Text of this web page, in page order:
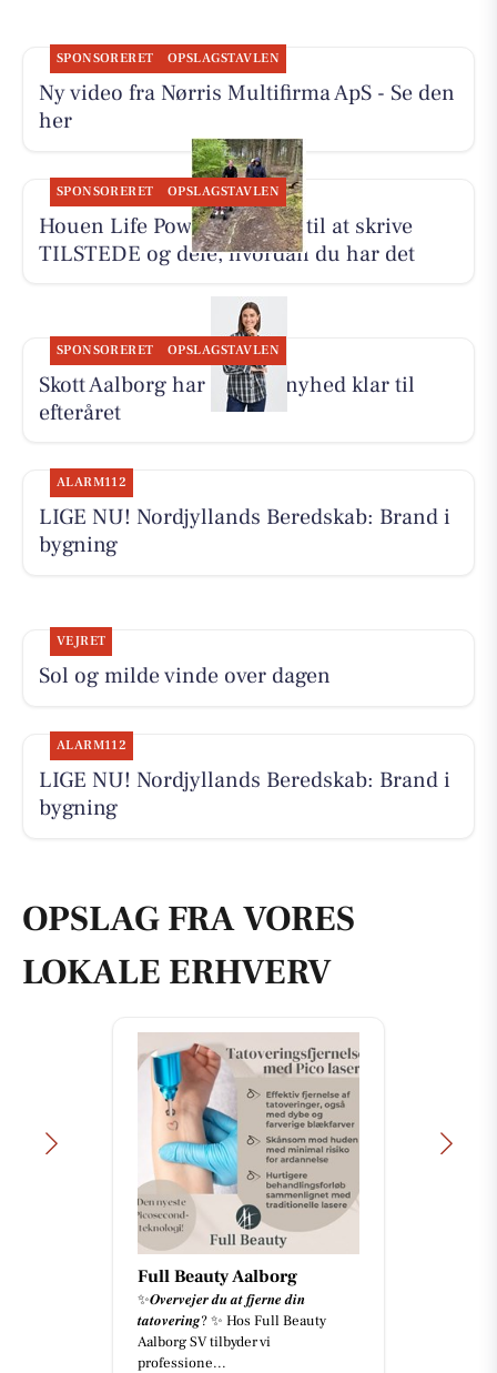
SPONSORERET OPSLAGSTAVLEN
Ny video fra Nørris Multifirma ApS - Se den
her
SPONSORERET OPSLAGSTAVLEN
Houen Life Power inviterer til at skrive
TILSTEDE og dele, hvordan du har det
SPONSORERET OPSLAGSTAVLEN
Skott Aalborg har Fransa-nyhed klar til
efteråret
ALARM112
LIGE NU! Nordjyllands Beredskab: Brand i
bygning
VEJRET
Sol og milde vinde over dagen
ALARM112
LIGE NU! Nordjyllands Beredskab: Brand i
bygning
OPSLAG FRA VORES
LOKALE ERHVERV
Full Beauty Aalborg
✨𝑶𝒗𝒆𝒓𝒗𝒆𝒋𝒆𝒓 𝒅𝒖 𝒂𝒕 𝒇𝒋𝒆𝒓𝒏𝒆 𝒅𝒊𝒏
𝒕𝒂𝒕𝒐𝒗𝒆𝒓𝒊𝒏𝒈? ✨ Hos Full Beauty
Aalborg SV tilbyder vi
professione...